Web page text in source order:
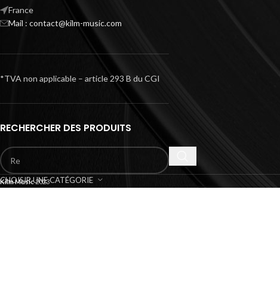
France
Mail : contact@kilm-music.com
*TVA non applicable – article 293 B du CGI
RECHERCHER DES PRODUITS
CHOISIR UNE CATÉGORIE
Kilm Music2023